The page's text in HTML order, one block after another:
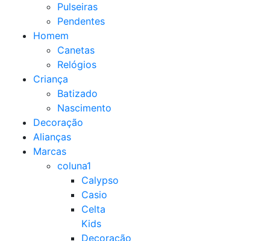
Pulseiras
Pendentes
Homem
Canetas
Relógios
Criança
Batizado
Nascimento
Decoração
Alianças
Marcas
coluna1
Calypso
Casio
Celta
Kids
Decoração